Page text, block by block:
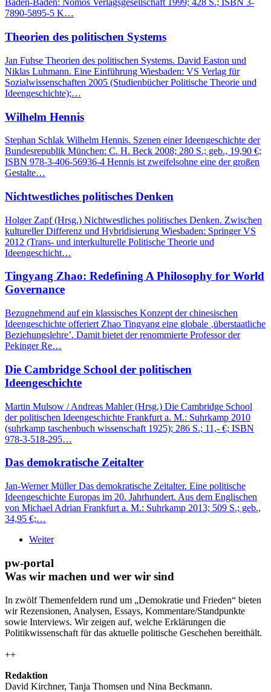
Baden-Baden: Nomos Verlagsgesellschaft 1999; 428 S.; ISBN 3-
7890-5895-5 K…
Theorien des politischen Systems
Jan Fuhse Theorien des politischen Systems. David Easton und
Niklas Luhmann. Eine Einführung Wiesbaden: VS Verlag für
Sozialwissenschaften 2005 (Studienbücher Politische Theorie und
Ideengeschichte);…
Wilhelm Hennis
Stephan Schlak Wilhelm Hennis. Szenen einer Ideengeschichte der
Bundesrepublik München: C. H. Beck 2008; 280 S.; geb., 19,90 €;
ISBN 978-3-406-56936-4 Hennis ist zweifelsohne eine der großen
Gestalte…
Nichtwestliches politisches Denken
Holger Zapf (Hrsg.) Nichtwestliches politisches Denken. Zwischen
kultureller Differenz und Hybridisierung Wiesbaden: Springer VS
2012 (Trans- und interkulturelle Politische Theorie und
Ideengeschicht…
Tingyang Zhao: Redefining A Philosophy for World
Governance
Bezugnehmend auf ein klassisches Konzept der chinesischen
Ideengeschichte offeriert Zhao Tingyang eine globale ‚überstaatliche
Beziehungslehre’. Damit bietet der renommierte Professor der
Pekinger Re…
Die Cambridge School der politischen
Ideengeschichte
Martin Mulsow / Andreas Mahler (Hrsg.) Die Cambridge School
der politischen Ideengeschichte Frankfurt a. M.: Suhrkamp 2010
(suhrkamp taschenbuch wissenschaft 1925); 286 S.; 11,- €; ISBN
978-3-518-295…
Das demokratische Zeitalter
Jan-Werner Müller Das demokratische Zeitalter. Eine politische
Ideengeschichte Europas im 20. Jahrhundert. Aus dem Englischen
von Michael Adrian Frankfurt a. M.: Suhrkamp 2013; 509 S.; geb.,
34,95 €;…
Weiter
pw-portal
Was wir machen und wer wir sind
In zwölf Themenfeldern rund um „Demokratie und Frieden“ bieten
wir Rezensionen, Analysen, Essays, Kommentare/Standpunkte
sowie Interviews. Wir zeigen auf, welche Erklärungen die
Politikwissenschaft für das aktuelle politische Geschehen bereithält.
++
Redaktion
David Kirchner, Tanja Thomsen und Nina Beckmann.